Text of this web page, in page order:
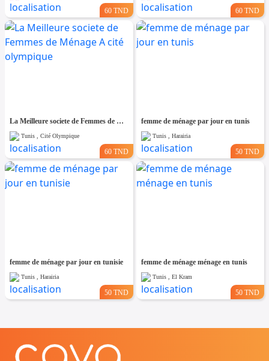
60 TND 60 TND
La Meilleure societe de Femmes de Ménage A cité olympique
Tunis , Cité Olympique
60 TND
femme de ménage par jour en tunis
Tunis , Harairia
50 TND
femme de ménage par jour en tunisie
Tunis , Harairia
50 TND
femme de ménage ménage en tunis
Tunis , El Kram
50 TND